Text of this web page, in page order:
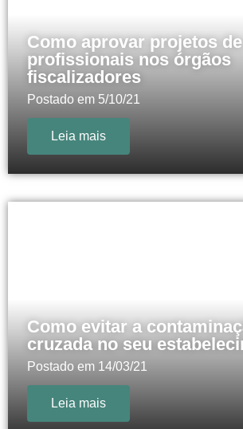
Como aprovar projetos
profissionais nos órgãos
fiscalizadores
Postado em 5/10/21
Leia mais
Como evitar a
cruzada no seu
Postado em 14/03/21
Leia mais